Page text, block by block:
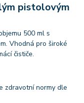
pistolovým
500 ml s
Vhodná pro široké
čističe.
zdravotní normy dle